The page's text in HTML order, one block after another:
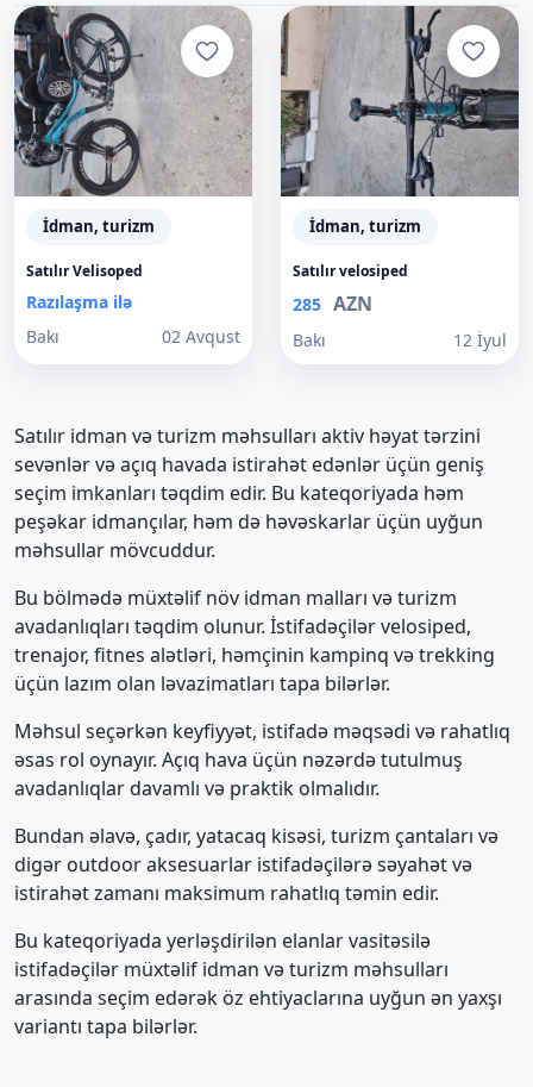
İdman, turizm
Satılır Velisoped
Razılaşma ilə
Bakı
02 Avqust
İdman, turizm
Satılır velosiped
285 AZN
Bakı 12 İyul
Satılır idman və turizm məhsulları aktiv həyat tərzini
sevənlər və açıq havada istirahət edənlər üçün geniş
seçim imkanları təqdim edir. Bu kateqoriyada həm
peşəkar idmançılar, həm də həvəskarlar üçün uyğun
məhsullar mövcuddur.
Bu bölmədə müxtəlif növ idman malları və turizm
avadanlıqları təqdim olunur. İstifadəçilər velosiped,
trenajor, fitnes alətləri, həmçinin kampinq və trekking
üçün lazım olan ləvazimatları tapa bilərlər.
Məhsul seçərkən keyfiyyət, istifadə məqsədi və rahatlıq
əsas rol oynayır. Açıq hava üçün nəzərdə tutulmuş
avadanlıqlar davamlı və praktik olmalıdır.
Bundan əlavə, çadır, yatacaq kisəsi, turizm çantaları və
digər outdoor aksesuarlar istifadəçilərə səyahət və
istirahət zamanı maksimum rahatlıq təmin edir.
Bu kateqoriyada yerləşdirilən elanlar vasitəsilə
istifadəçilər müxtəlif idman və turizm məhsulları
arasında seçim edərək öz ehtiyaclarına uyğun ən yaxşı
variantı tapa bilərlər.